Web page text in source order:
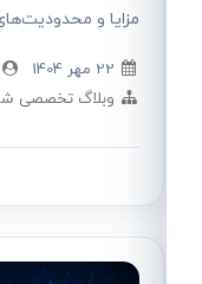
مزایا و
وبلاگ تخصصی